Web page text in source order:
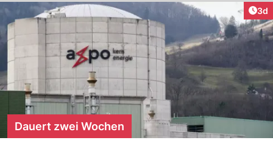
3d
Dauert zwei Wochen